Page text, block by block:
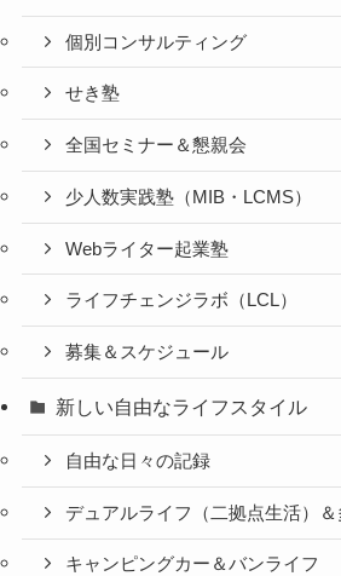
個別コンサルティング
せき塾
全国セミナー＆懇親会
少人数実践塾（MIB・LCMS）
Webライター起業塾
ライフチェンジラボ（LCL）
募集＆スケジュール
新しい自由なライフスタイル
自由な日々の記録
デュアルライフ（二拠点生活）
キャンピングカー＆バンライフ